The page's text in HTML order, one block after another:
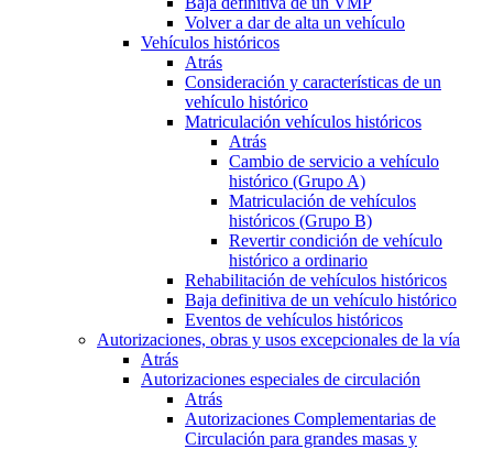
Volver a dar de alta un vehículo
Vehículos históricos
Atrás
Consideración y características de un
vehículo histórico
Matriculación vehículos históricos
Atrás
Cambio de servicio a vehículo
histórico (Grupo A)
Matriculación de vehículos
históricos (Grupo B)
Revertir condición de vehículo
histórico a ordinario
Rehabilitación de vehículos históricos
Baja definitiva de un vehículo histórico
Eventos de vehículos históricos
Autorizaciones, obras y usos excepcionales de la vía
Atrás
Autorizaciones especiales de circulación
Atrás
Autorizaciones Complementarias de
Circulación para grandes masas y